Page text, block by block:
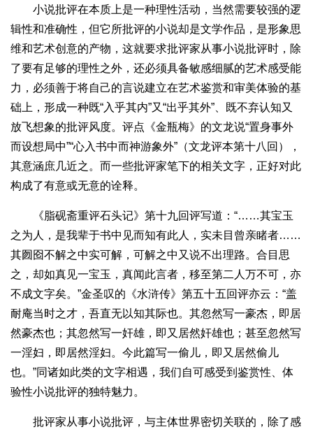
小说批评在本质上是一种理性活动，当然需要较强的逻
辑性和准确性，但它所批评的小说却是文学作品，是形象思
维和艺术创意的产物，这就要求批评家从事小说批评时，除
了要有足够的理性之外，还必须具备敏感细腻的艺术感受能
力，必须善于将自己的言说建立在艺术鉴赏和审美体验的基
础上，形成一种既“入乎其内”又“出乎其外”、既不弃认知又
放飞想象的批评风度。评点《金瓶梅》的文龙说“置身事外
而设想局中”“心入书中而神游象外”（文龙评本第十八回），
其意涵庶几近之。而一些批评家笔下的相关文字，正好对此
构成了有意或无意的诠释。
《脂砚斋重评石头记》第十九回评写道：“……其宝玉
之为人，是我辈于书中见而知有此人，实未目曾亲睹者……
其囫囵不解之中实可解，可解之中又说不出理路。合目思
之，却如真见一宝玉，真闻此言者，移至第二人万不可，亦
不成文字矣。”金圣叹的《水浒传》第五十五回评亦云：“盖
耐庵当时之才，吾直无以知其际也。其忽然写一豪杰，即居
然豪杰也；其忽然写一奸雄，即又居然奸雄也；甚至忽然写
一淫妇，即居然淫妇。今此篇写一偷儿，即又居然偷儿
也。”同诸如此类的文字相遇，我们自可感受到鉴赏性、体
验性小说批评的独特魅力。
批评家从事小说批评，与主体世界密切关联的，除了感